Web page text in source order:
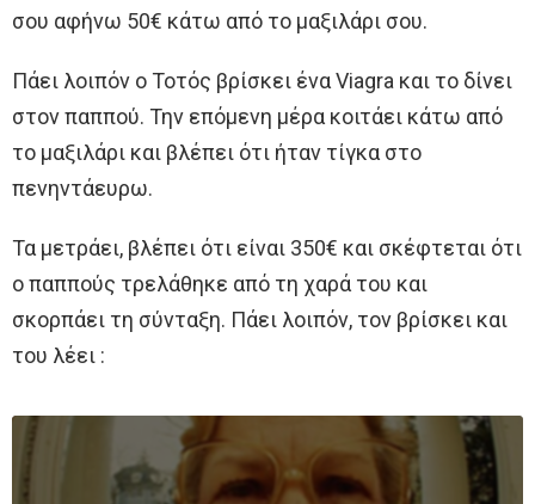
σου αφήνω 50€ κάτω από το μαξιλάρι σου.
Πάει λοιπόν ο Τοτός βρίσκει ένα Viagra και το δίνει
στον παππού. Την επόμενη μέρα κοιτάει κάτω από
το μαξιλάρι και βλέπει ότι ήταν τίγκα στο
πενηντάευρω.
Τα μετράει, βλέπει ότι είναι 350€ και σκέφτεται ότι
ο παππούς τρελάθηκε από τη χαρά του και
σκορπάει τη σύνταξη. Πάει λοιπόν, τον βρίσκει και
του λέει :